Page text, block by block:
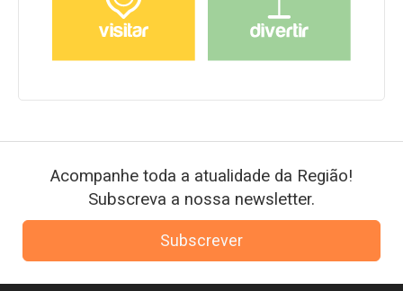
Acompanhe toda a atualidade da Região!
Subscreva a nossa newsletter.
Subscrever